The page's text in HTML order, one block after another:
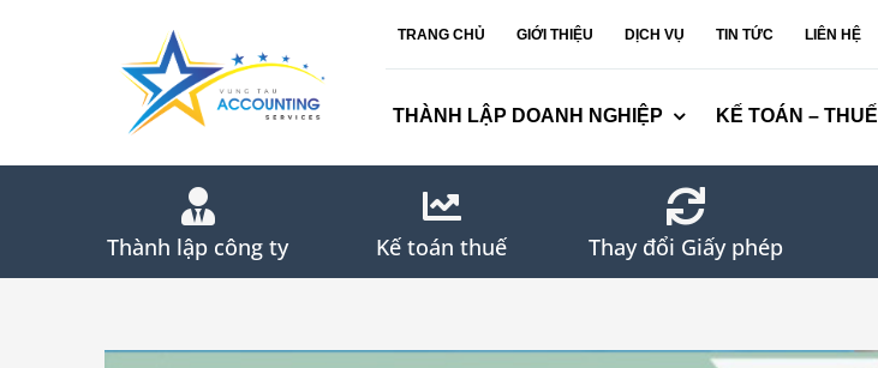
TRANG CHỦ GIỚI THIỆU DỊCH VỤ TIN TỨC LIÊN HỆ
THÀNH LẬP DOANH NGHIỆP KẾ TOÁN – THUẾ
Thành lập công ty Kế toán thuế Thay đổi Giấy phép